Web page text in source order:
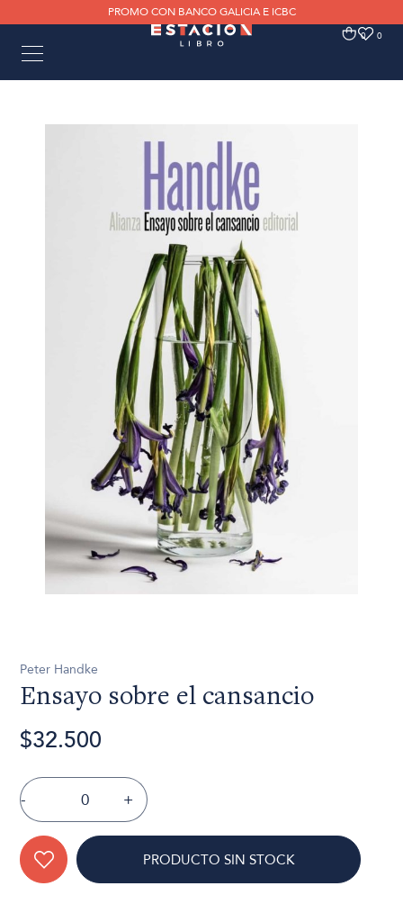
PROMO CON BANCO GALICIA E ICBC
0 0
Peter Handke
Ensayo sobre el cansancio
$32.500
- +
PRODUCTO SIN STOCK